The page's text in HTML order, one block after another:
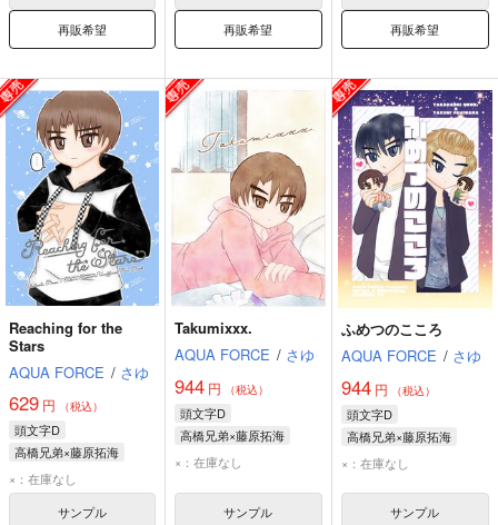
再販希望 再販希望 再販希望
Reaching for the
Stars
AQUA FORCE / さゆ
629 円 （税込）
頭文字D
高橋兄弟×藤原拓海
藤原拓海
高橋啓介
×：在庫なし
サンプル
Takumixxx.
AQUA FORCE / さゆ
944 円 （税込）
頭文字D
高橋兄弟×藤原拓海
藤原拓海
×：在庫なし
サンプル
ふめつのこころ
AQUA FORCE / さゆ
944円 （税込）
頭文字D
高橋兄弟×藤原拓海
藤原拓海
×：在庫なし
サンプル